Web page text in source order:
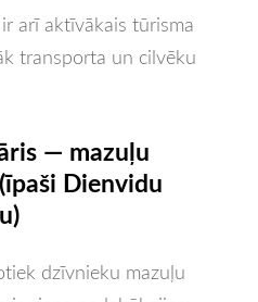
arī aktīvākais tūrisma
transporta un cilvēku
— mazuļu
Dienvidu
dzīvnieku mazuļu